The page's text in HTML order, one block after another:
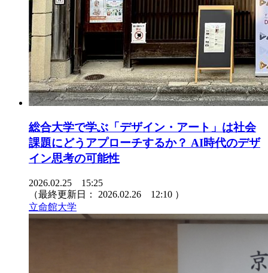
総合大学で学ぶ「デザイン・アート」は社会
課題にどうアプローチするか？ AI時代のデザ
イン思考の可能性
2026.02.25 15:25
（最終更新日： 2026.02.26 12:10 ）
立命館大学